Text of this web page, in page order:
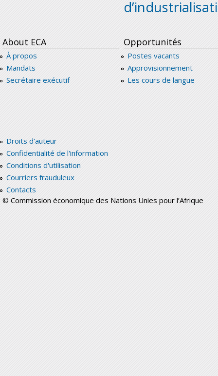
About ECA
À propos
Mandats
Secrétaire exécutif
Opportunités
Postes vacants
Approvisionnement
Les cours de langue
Droits d'auteur
Confidentialité de l'information
Conditions d'utilisation
Courriers frauduleux
Contacts
© Commission économique des Nations Unies pour l’Afrique